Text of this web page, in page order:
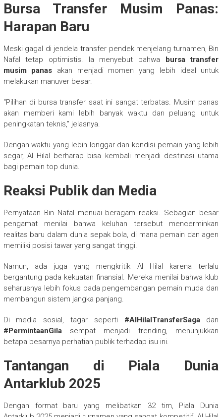
Bursa Transfer Musim Panas:
Harapan Baru
Meski gagal di jendela transfer pendek menjelang turnamen, Bin
Nafal tetap optimistis. Ia menyebut bahwa bursa transfer
musim panas akan menjadi momen yang lebih ideal untuk
melakukan manuver besar.
“Pilihan di bursa transfer saat ini sangat terbatas. Musim panas
akan memberi kami lebih banyak waktu dan peluang untuk
peningkatan teknis,” jelasnya.
Dengan waktu yang lebih longgar dan kondisi pemain yang lebih
segar, Al Hilal berharap bisa kembali menjadi destinasi utama
bagi pemain top dunia.
Reaksi Publik dan Media
Pernyataan Bin Nafal menuai beragam reaksi. Sebagian besar
pengamat menilai bahwa keluhan tersebut mencerminkan
realitas baru dalam dunia sepak bola, di mana pemain dan agen
memiliki posisi tawar yang sangat tinggi.
Namun, ada juga yang mengkritik Al Hilal karena terlalu
bergantung pada kekuatan finansial. Mereka menilai bahwa klub
seharusnya lebih fokus pada pengembangan pemain muda dan
membangun sistem jangka panjang.
Di media sosial, tagar seperti #AlHilalTransferSagadan
#PermintaanGilasempat menjadi trending, menunjukkan
betapa besarnya perhatian publik terhadap isu ini.
Tantangan di Piala Dunia
Antarklub 2025
Dengan format baru yang melibatkan 32 tim, Piala Dunia